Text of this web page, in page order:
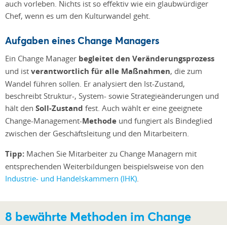
auch vorleben. Nichts ist so effektiv wie ein glaubwürdiger
Chef, wenn es um den Kulturwandel geht.
Aufgaben eines Change Managers
Ein Change Manager begleitet den Veränderungsprozess
und ist verantwortlich für alle Maßnahmen, die zum
Wandel führen sollen. Er analysiert den Ist-Zustand,
beschreibt Struktur-, System- sowie Strategieänderungen und
hält den Soll-Zustand fest. Auch wählt er eine geeignete
Change-Management-Methode und fungiert als Bindeglied
zwischen der Geschäftsleitung und den Mitarbeitern.
Tipp: Machen Sie Mitarbeiter zu Change Managern mit
entsprechenden Weiterbildungen beispielsweise von den
Industrie- und Handelskammern (IHK)
8 bewährte Methoden im Change